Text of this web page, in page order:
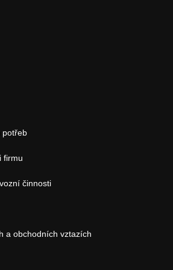
potřeb
firmu
činnosti
a obchodních vztazích